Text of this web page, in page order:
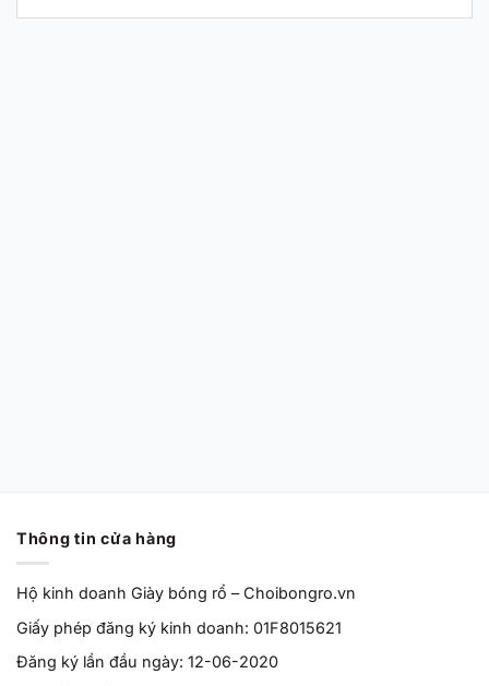
Thông tin cửa hàng
Hộ kinh doanh Giày bóng rổ – Choibongro.vn
Giấy phép đăng ký kinh doanh: 01F8015621
Đăng ký lần đầu ngày: 12-06-2020